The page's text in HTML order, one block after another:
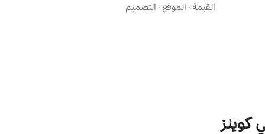
ما
الفاخر ودع مخاوفك تتلاشى. استمتع بالتحكم
الكامل في التدفئة وتكييف الهواء، مما يضمن
القيمة · الموقع · التصميم
كوينز